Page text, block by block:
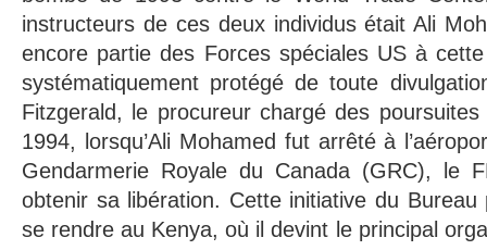
instructeurs de ces deux individus était Ali
encore partie des Forces spéciales US à
systématiquement protégé de toute
Fitzgerald, le procureur chargé des
1994, lorsqu’Ali Mohamed fut arrêté à
Gendarmerie Royale du Canada (GRC), le
obtenir sa libération. Cette initiative du
se rendre au Kenya, où il devint le principal